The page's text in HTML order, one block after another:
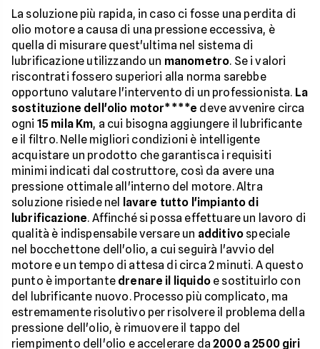
La soluzione più rapida, in caso ci fosse una perdita di
olio motore a causa di una pressione eccessiva, è
quella di misurare quest'ultima nel sistema di
lubrificazione utilizzando un manometro. Se i valori
riscontrati fossero superiori alla norma sarebbe
opportuno valutare l'intervento di un professionista. La
sostituzione dell'olio motor****e deve avvenire circa
ogni 15 mila Km, a cui bisogna aggiungere il lubrificante
e il filtro. Nelle migliori condizioni è intelligente
acquistare un prodotto che garantisca i requisiti
minimi indicati dal costruttore, così da avere una
pressione ottimale all'interno del motore. Altra
soluzione risiede nel
lavare tutto l'impianto di
lubrificazione. Affinché si possa effettuare un lavoro di
qualità è indispensabile versare un additivo speciale
nel bocchettone dell'olio, a cui seguirà l'avvio del
motore e un tempo di attesa di circa 2 minuti. A questo
punto è importante drenare il liquidoe sostituirlo con
del lubrificante nuovo. Processo più complicato, ma
estremamente risolutivo per risolvere il problema della
pressione dell'olio, è rimuovere il tappo del
riempimento dell'olio e accelerare da2000 a 2500 giri